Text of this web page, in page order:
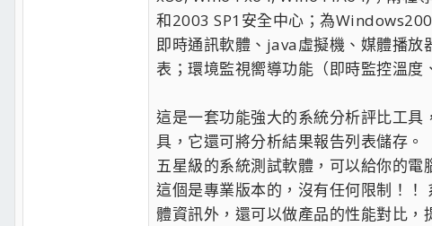
和2003 SP1安全中心；為
即時通訊軟體、java虛擬機、媒體播放
表；環境監視嚮導功能（即時監控溫度
這是一套功能強大的系統分析評比工
具，它還可將分析結果報告列表儲存。
五星級的系統測試軟體，可以給你的電
這個是專業版本的，沒有任何限制！
體資訊外，還可以做產品的性能對比，